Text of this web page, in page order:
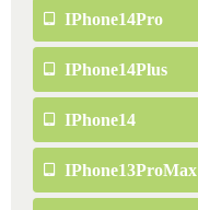
IPhone14Pro
IPhone14Plus
IPhone14
IPhone13ProMax